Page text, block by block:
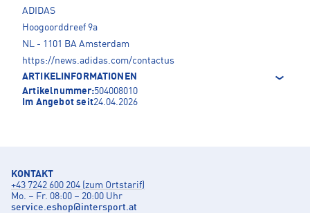
ADIDAS
Hoogoorddreef 9a
NL - 1101 BA Amsterdam
https://news.adidas.com/contactus
ARTIKELINFORMATIONEN
Artikelnummer:504008010
Im Angebot seit24.04.2026
KONTAKT
+43 7242 600 204 (zum Ortstarif)
Mo. – Fr. 08:00 – 20:00 Uhr
service.eshop@intersport.at